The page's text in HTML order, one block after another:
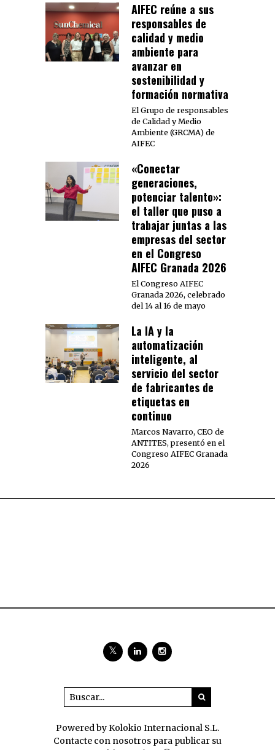
AIFEC reúne a sus
responsables de
calidad y medio
ambiente para
avanzar en
sostenibilidad y
formación normativa
El Grupo de responsables
de Calidad y Medio
Ambiente (GRCMA) de
AIFEC
«Conectar
generaciones,
potenciar talento»:
el taller que puso a
trabajar juntas a las
empresas del sector
en el Congreso
AIFEC Granada 2026
El Congreso AIFEC
Granada 2026, celebrado
del 14 al 16 de mayo
La IA y la
automatización
inteligente, al
servicio del sector
de fabricantes de
etiquetas en
continuo
Marcos Navarro, CEO de
ANTITES, presentó en el
Congreso AIFEC Granada
2026
Powered by Kolokio Internacional S.L.
Contacte con nosotros para publicar su